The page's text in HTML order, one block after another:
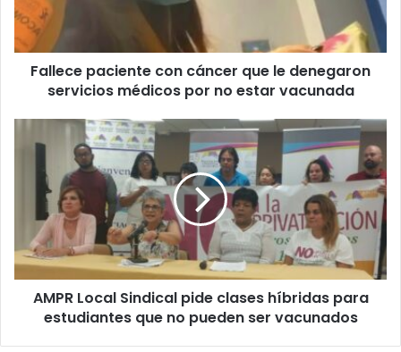
denegaron
servicios
médicos
por
vacunada
Fallece paciente con cáncer que le denegaron
servicios médicos por no estar vacunada
AMPR
Local
clases
híbridas
para
estudiantes
que
pueden
AMPR Local Sindical pide clases híbridas para
estudiantes que no pueden ser vacunados